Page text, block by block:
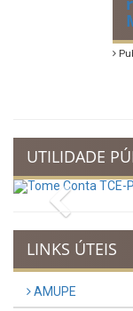
UTILIDADE
LINKS ÚTEIS
AMUPE